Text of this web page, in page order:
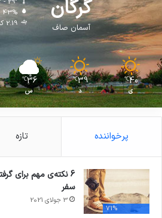
گرگان
آسمان صاف
43%
2.19 کیلومتر/ساعت
40
℃
ی
39
℃
د
36
℃
س
پرخواننده تازه
71%
6 نکته‌ی مهم برای
سفر
3 جولای 2021